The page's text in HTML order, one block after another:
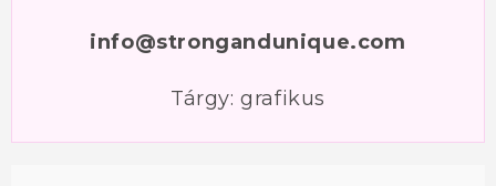
info@strongandunique.com
Tárgy: grafikus